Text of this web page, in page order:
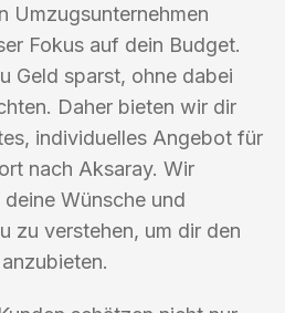
Umzugsunternehmen
Fokus auf dein Budget.
Geld sparst, ohne dabei
Daher bieten wir dir
individuelles Angebot für
nach Aksaray. Wir
Wünsche und
zu verstehen, um dir den